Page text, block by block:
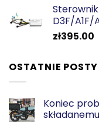
D3F/
zł395.00
OSTATNIE POSTY
Koniec